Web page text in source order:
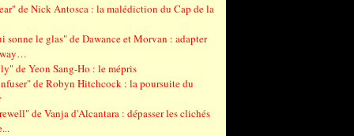
de Nick Antosca : la malédiction du Cap de la
sonne le glas" de Dawance et Morvan : adapter
de Yeon Sang-Ho : le mépris
de Robyn Hitchcock : la poursuite du
de Vanja d'Alcantara : dépasser les clichés